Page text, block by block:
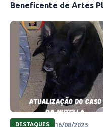
Beneficente de Artes
DESTAQUES 16/08/2023